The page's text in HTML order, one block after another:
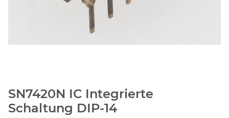
SN7420N IC Integrierte
Schaltung DIP-14